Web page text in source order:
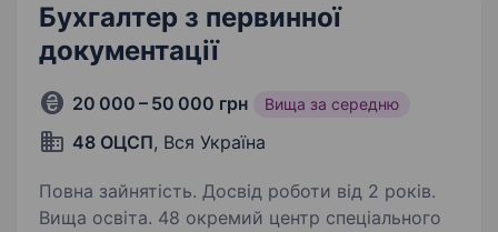
Бухгалтер з первинної
документації
20 000 – 50 000 грн Вища за середню
48 ОЦСП, Вся Україна
Повна зайнятість. Досвід роботи від 2 років.
Вища освіта. 48 окремий центр спеціального